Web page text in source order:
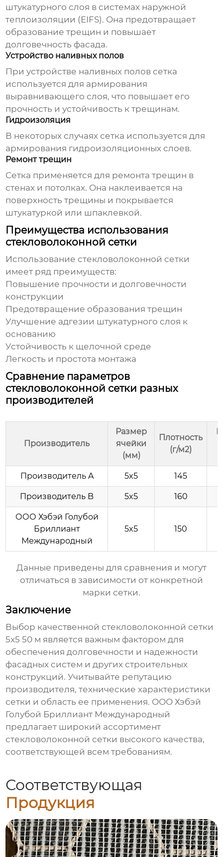
штукатурного слоя в системах наружной
теплоизоляции (EIFS). Она предотвращает
образование трещин и повышает
долговечность фасада.
Устройство наливных полов
При устройстве наливных полов сетка
используется для армирования
выравнивающего слоя, что повышает его
прочность и устойчивость к трещинам.
Гидроизоляция
В некоторых случаях сетка используется для
армирования гидроизоляционных слоев.
Ремонт трещин
Сетка применяется для ремонта трещин в
стенах и потолках. Она наклеивается на
поверхность трещины и покрывается
штукатуркой или шпаклевкой.
Преимущества использования
стекловолоконной сетки
Использование стекловолоконной сетки
имеет ряд преимуществ:
Повышение прочности и долговечности
конструкции
Предотвращение образования трещин
Улучшение адгезии штукатурного слоя к
основанию
Устойчивость к щелочной среде
Легкость и простота монтажа
Сравнение параметров
стекловолоконной сетки разных
производителей
Производитель
Размер
ячейки
(мм)
Плотность
(г/м2)
Производитель A 5x5 145
Производитель B 5x5 160
ООО Хэбэй Голубой
Бриллиант
Международный
5x5 150
Данные приведены для сравнения и могут
отличаться в зависимости от конкретной
марки сетки.
Заключение
Выбор качественной стекловолоконной сетки
5x5 50 м является важным фактором для
обеспечения долговечности и надежности
фасадных систем и других строительных
конструкций. Учитывайте репутацию
производителя, технические характеристики
сетки и область ее применения. ООО Хэбэй
Голубой Бриллиант Международный
предлагает широкий ассортимент
стекловолоконной сетки высокого качества,
соответствующей всем требованиям.
Соответствующая
Продукция